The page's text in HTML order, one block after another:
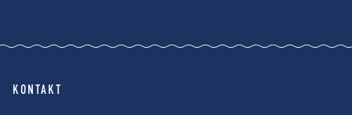
KONTAKT